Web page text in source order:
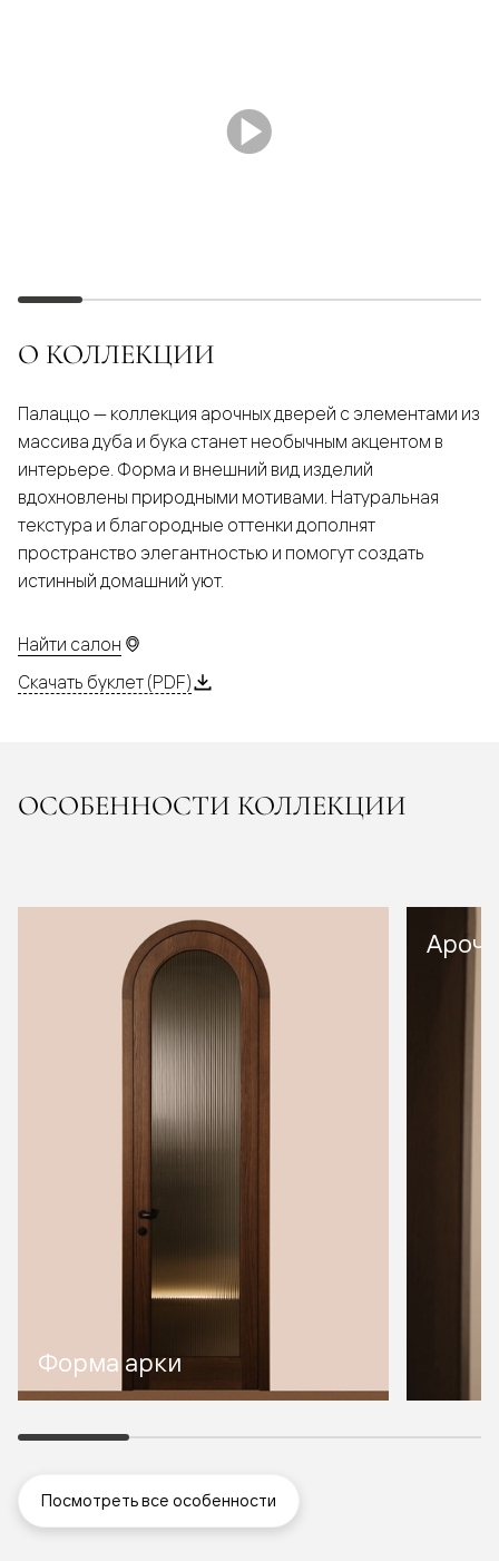
О КОЛЛЕКЦИИ
Палаццо — коллекция арочных дверей с элементами из
массива дуба и бука станет необычным акцентом в
интерьере. Форма и внешний вид изделий
вдохновлены природными мотивами. Натуральная
текстура и благородные оттенки дополнят
пространство элегантностью и помогут создать
истинный домашний уют.
Найти салон
Скачать буклет (PDF)
ОСОБЕННОСТИ КОЛЛЕКЦИИ
Форма арки
Посмотреть все особенности